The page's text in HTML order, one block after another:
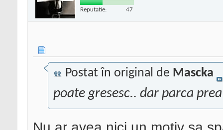
Reputatie: 47
Postat în original de Mascka
poate gresesc.. dar parca